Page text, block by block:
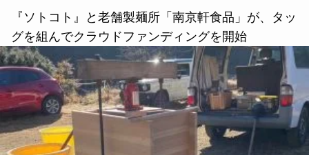
『ソトコト』と老舗製麺所「南京軒食品」が、タッ
グを組んでクラウドファンディングを開始